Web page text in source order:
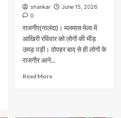
shankar
June 15, 2026
0
राजगीर(नालंदा)। मलमास मेला में
आखिरी रविवार को लोगों की भीड़
उमड़ पड़ी। दोपहर बाद से ही लोगों के
राजगीर आने...
Read More